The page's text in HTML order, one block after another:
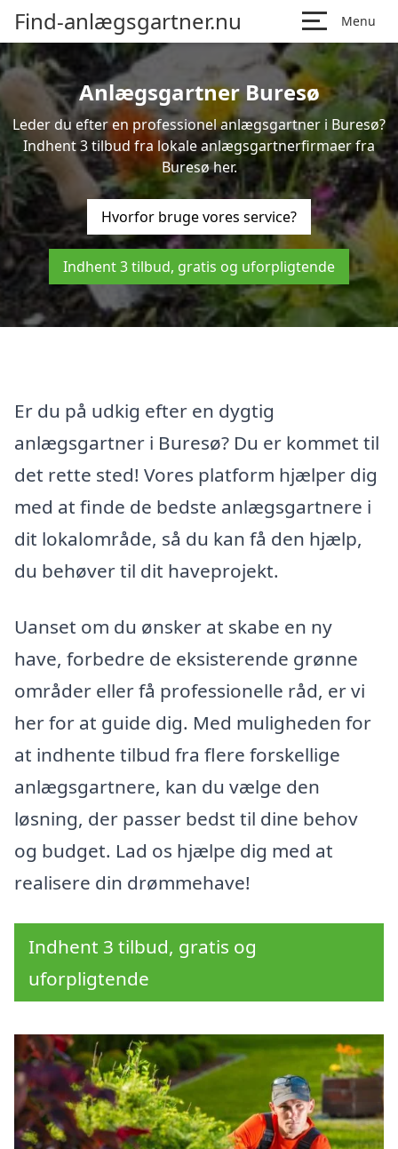
Find-anlægsgartner.nu Menu
Anlægsgartner Buresø
Leder du efter en professionel anlægsgartner i Buresø?
Indhent 3 tilbud fra lokale anlægsgartnerfirmaer fra
Buresø her.
Hvorfor bruge vores service?
Indhent 3 tilbud, gratis og uforpligtende
Er du på udkig efter en dygtig
anlægsgartner i Buresø? Du er kommet til
det rette sted! Vores platform hjælper dig
med at finde de bedste anlægsgartnere i
dit lokalområde, så du kan få den hjælp,
du behøver til dit haveprojekt.
Uanset om du ønsker at skabe en ny
have, forbedre de eksisterende grønne
områder eller få professionelle råd, er vi
her for at guide dig. Med muligheden for
at indhente tilbud fra flere forskellige
anlægsgartnere, kan du vælge den
løsning, der passer bedst til dine behov
og budget. Lad os hjælpe dig med at
realisere din drømmehave!
Indhent 3 tilbud, gratis og
uforpligtende